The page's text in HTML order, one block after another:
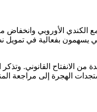
الكندي الأوروبي وانخفاض
يقترب إجمالي سكان إسبانيا حالياً من حاجز 50 مليون نسمة، من بينهم ما يقارب 7.3 مليون مقيم
من الانفتاح القانوني.
المهتمة بمتابعة مستجدات الهجرة إلى